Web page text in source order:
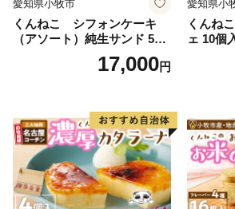
・ご入金手続き後の寄付のキャンセル
返品含む）はできません。
・寄付者様のご都合により、返礼品が
合、再送は致しません。
の記載をいただいてもお受けするこ
・商品発送後のお届け先変更は送料
費負担となります。予めご了承くだ
ご注文後にお届け先が変更となる場
でに速やかにコールセンターまでご
愛知県小牧市
くんねこ シフォンケーキ
（アソート）純生サンド 5個
17,000円
愛知県小
くんね
ェ 10個